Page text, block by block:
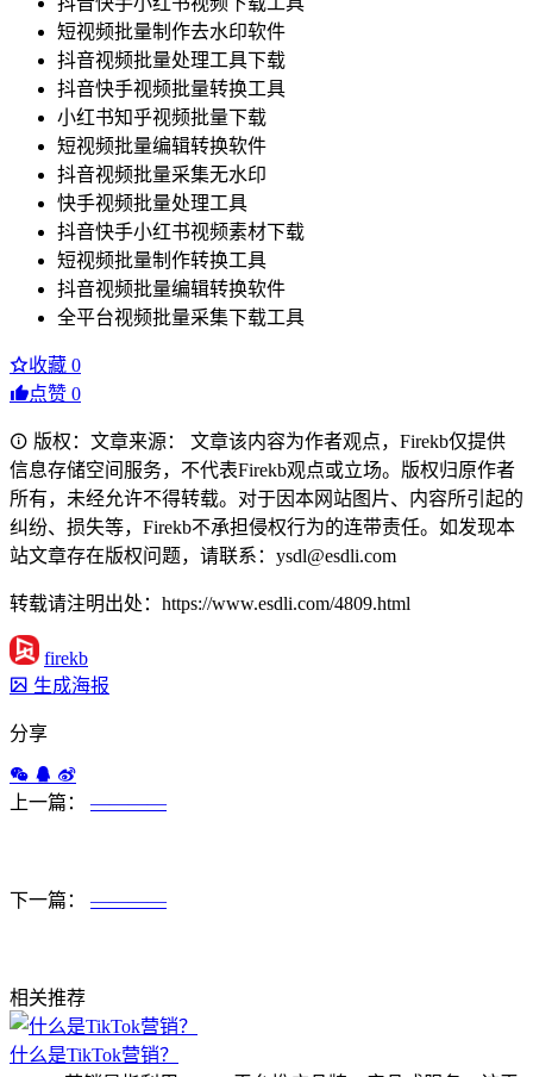
短视频批量制作去水印软件
抖音视频批量处理工具下载
抖音快手视频批量转换工具
小红书知乎视频批量下载
短视频批量编辑转换软件
抖音视频批量采集无水印
快手视频批量处理工具
抖音快手小红书视频素材下载
短视频批量制作转换工具
抖音视频批量编辑转换软件
全平台视频批量采集下载工具
收藏 0
点赞 0
版权：文章来源： 文章该内容为作者观点，Firekb仅提供
信息存储空间服务，不代表Firekb观点或立场。版权归原作者
所有，未经允许不得转载。对于因本网站图片、内容所引起的
纠纷、损失等，Firekb不承担侵权行为的连带责任。如发现本
站文章存在版权问题，请联系：ysdl@esdli.com
转载请注明出处：https://www.esdli.com/4809.html
firekb
生成海报
分享
上一篇： ————
下一篇： ————
相关推荐
什么是TikTok营销？